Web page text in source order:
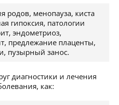
родов, менопауза, киста
гипоксия, патологии
эндометриоз,
предлежание плаценты,
пузырный занос.
диагностики и лечения
как: